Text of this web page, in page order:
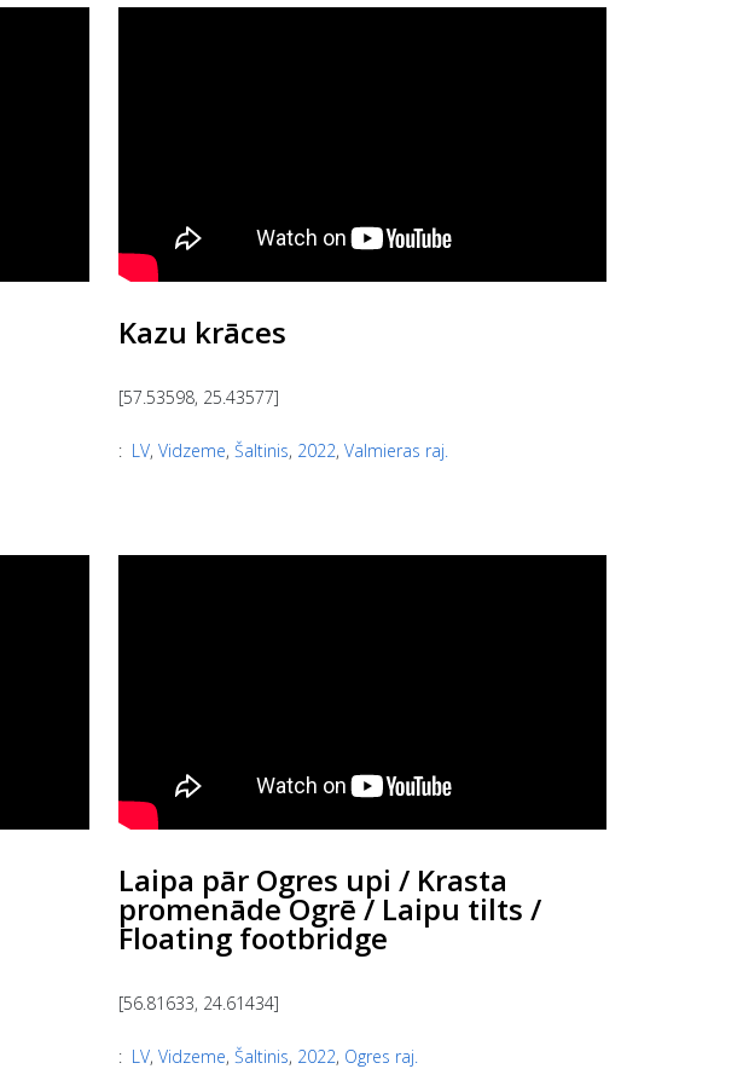
Kazu krāces
[57.53598, 25.43577]
: LV, Vidzeme, Šaltinis, 2022, Valmieras raj.
Laipa pār Ogres upi / Krasta
promenāde Ogrē / Laipu tilts /
Floating footbridge
[56.81633, 24.61434]
: LV, Vidzeme, Šaltinis, 2022, Ogres raj.